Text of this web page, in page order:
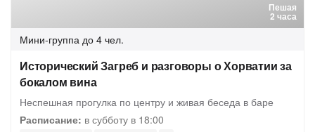
Пешая
2 часа
Мини-группа до 4 чел.
Исторический Загреб и разговоры о Хорватии за
бокалом вина
Неспешная прогулка по центру и живая беседа в баре
Расписание: в субботу в 18:00